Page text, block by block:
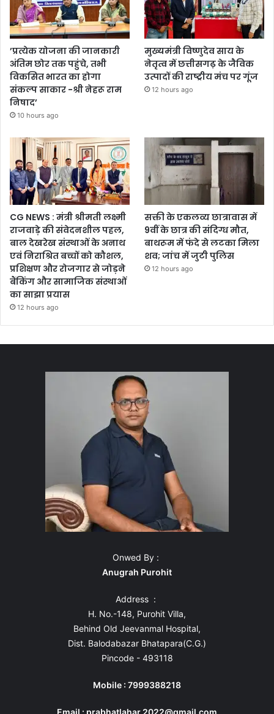
’प्रत्येक योजना की जानकारी
अंतिम छोर तक पहुंचे, तभी
विकसित भारत का होगा
संकल्प साकार -श्री नेहरू राम
निषाद’
10 hours ago
मुख्यमंत्री विष्णुदेव साय के
नेतृत्व में छत्तीसगढ़ के जैविक
उत्पादों की राष्ट्रीय मंच पर गूंज
12 hours ago
CG NEWS : मंत्री श्रीमती लक्ष्मी
राजवाड़े की संवेदनशील पहल,
बाल देखरेख संस्थाओं के अनाथ
एवं निराश्रित बच्चों को कौशल,
प्रशिक्षण और रोजगार से जोड़ने
बैंकिंग और सामाजिक संस्थाओं
का साझा प्रयास
12 hours ago
सक्ती के एकलव्य छात्रावास में
9वीं के छात्र की संदिग्ध मौत,
बाथरूम में फंदे से लटका मिला
शव; जांच में जुटी पुलिस
12 hours ago
Onwed By :
Anugrah Purohit
Address :
H. No.-148, Purohit Villa,
Behind Old Jeevanmal Hospital,
Dist. Balodabazar Bhatapara(C.G.)
Pincode - 493118
Mobile : 7999388218